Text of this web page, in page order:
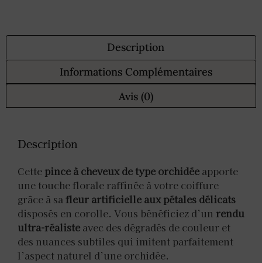
Description
Informations Complémentaires
Avis (0)
Description
Cette pince à cheveux de type orchidée apporte
une touche florale raffinée à votre coiffure
grâce à safleur artificielle aux pétales délicats
disposés en corolle. Vous bénéficiez d’un rendu
ultra-réaliste avec des dégradés de couleur et
des nuances subtiles qui imitent parfaitement
l’aspect naturel d’une orchidée.